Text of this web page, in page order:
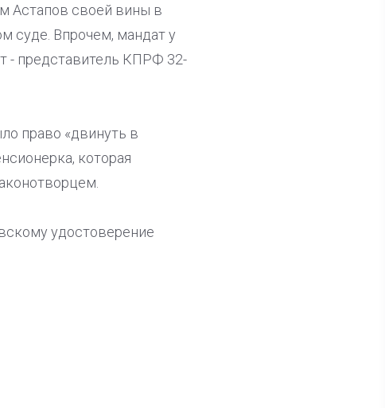
Астапов своей вины в
суде. Впрочем, мандат у
- представитель КПРФ 32-
право «двинуть в
которая
удостоверение